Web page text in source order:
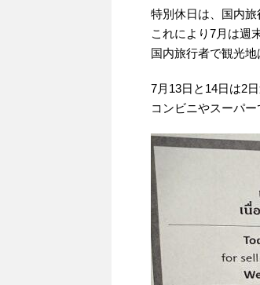
特別休日は、国内旅
これにより7月は週
国内旅行者で観光地
7月13日と14日は2
コンビニやスーパー